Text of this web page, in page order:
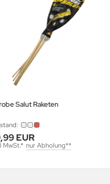
Salut Raketen
EUR
MwSt.* nur Abholung**